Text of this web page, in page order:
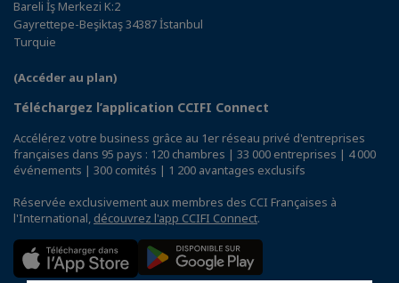
Bareli İş Merkezi K:2
Gayrettepe-Beşiktaş 34387 İstanbul
Turquie
(Accéder au plan)
Téléchargez l’application CCIFI Connect
Accélérez votre business grâce au 1er réseau privé d'entreprises
françaises dans 95 pays : 120 chambres | 33 000 entreprises | 4 000
événements | 300 comités | 1 200 avantages exclusifs
Réservée exclusivement aux membres des CCI Françaises à
l'International, découvrez l'app CCIFI Connect.